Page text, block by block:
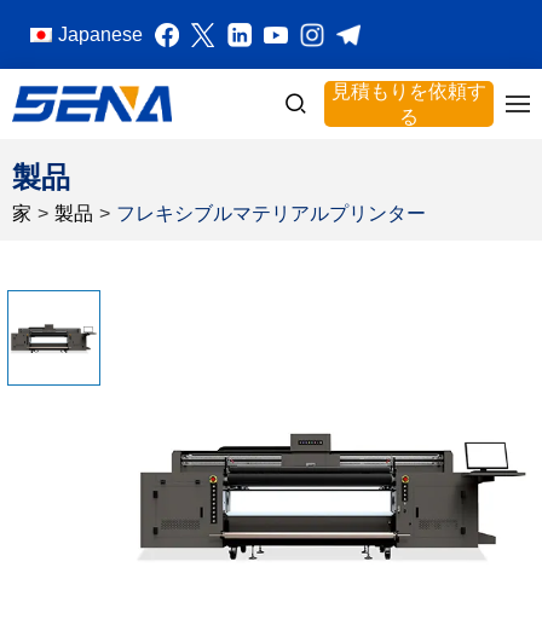
Japanese
見積もりを依頼す
る
製品
家 > 製品 > フレキシブルマテリアルプリンター